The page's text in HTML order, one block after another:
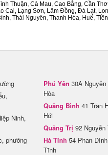
Thuận, Cà Mau, Cao Bằng, Cần
Cai, Lạng Sơn, Lâm Đồng, Đà Lạt,
Thái Nguyên, Thanh Hóa, Huế,
Ninh,
phường
Phú Yên 30A
Hòa
Quảng Bình 41 Trần
Hới
Quảng Trị 92
Hà Tĩnh 54 Phan
Tĩnh